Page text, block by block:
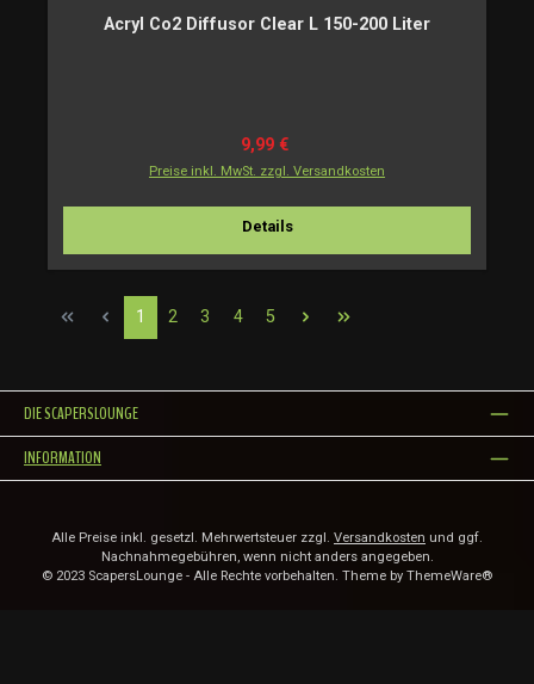
Acryl Co2 Diffusor Clear L 150-200 Liter
Verkaufspreis:
9,99 €
Preise inkl. MwSt. zzgl. Versandkosten
Details
Seite
1 Seite
2 Seite
3 Seite
4 Seite
5
DIE SCAPERSLOUNGE
INFORMATION
Alle Preise inkl. gesetzl. Mehrwertsteuer zzgl. Versandkosten und ggf.
Nachnahmegebühren, wenn nicht anders angegeben.
© 2023 ScapersLounge - Alle Rechte vorbehalten. Theme by ThemeWare®